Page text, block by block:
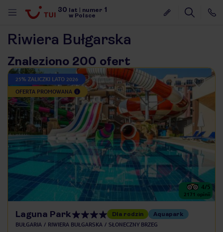
30 lat numer 1
w Polsce
Riwiera Bułgarska
Znaleziono 200 ofert
25% ZALICZKI LATO 2026
OFERTA PROMOWANA
4/5
2171 opinii
Laguna Park Dla rodzin Aquapark
BUŁGARIA RIWIERA BUŁGARSKA SŁONECZNY BRZEG